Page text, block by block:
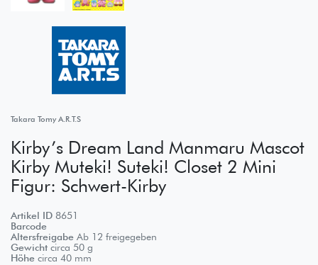
Takara Tomy A.R.T.S
Kirby’s Dream Land Manmaru Mascot
Kirby Muteki! Suteki! Closet 2 Mini
Figur: Schwert-Kirby
Artikel ID 8651
Barcode
Altersfreigabe Ab 12 freigegeben
Gewicht circa 50 g
Höhe circa 40 mm